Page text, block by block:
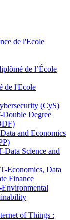
de l'Ecole
de l’École
de l'Ecole
(CyS)
Degree
and Economics
Science and
Economics, Data
Finance
of Things :